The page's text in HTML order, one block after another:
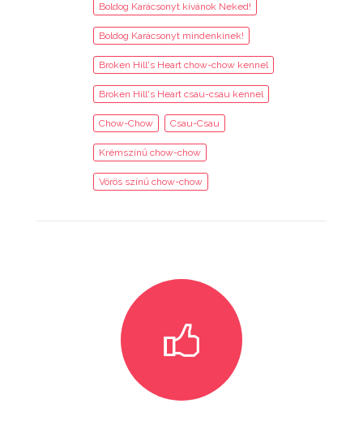
Boldog Karácsonyt kívánok Neked!
Boldog Karácsonyt mindenkinek!
Broken Hill's Heart chow-chow kennel
Broken Hill's Heart csau-csau kennel
Chow-Chow Csau-Csau
Krémszínű chow-chow
Vörös színű chow-chow